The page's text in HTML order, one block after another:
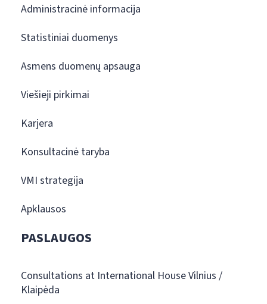
Administracinė informacija
Statistiniai duomenys
Asmens duomenų apsauga
Viešieji pirkimai
Karjera
Konsultacinė taryba
VMI strategija
Apklausos
PASLAUGOS
Consultations at International House Vilnius /
Klaipėda